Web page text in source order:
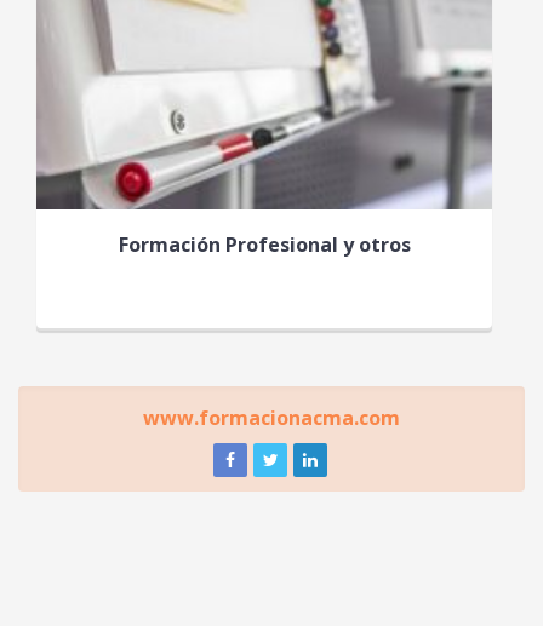
Formación Profesional y otros
www.formacionacma.com